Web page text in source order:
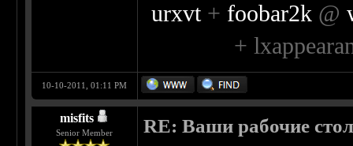
urxvt+ foobar2k @
+
10-10-2011, 01:11 PM
misfits
Senior Member RE: Ваши рабочие